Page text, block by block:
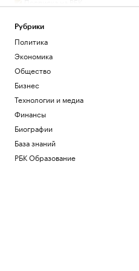
по «делу брокеров» о хищении
Финансы
телескопа до высадки. Видео РБК
Общество
Трамп заявил о прогрессе в
урегулировании украинского
конфликта
Политика
Гендиректор «ИжАвиа»
увольнении
Политика
проблем с вылетом «Сочи» в
Рубрики
Политика
Экономика
Общество
Бизнес
Технологии и медиа
Финансы
Биографии
База знаний
РБК Образование